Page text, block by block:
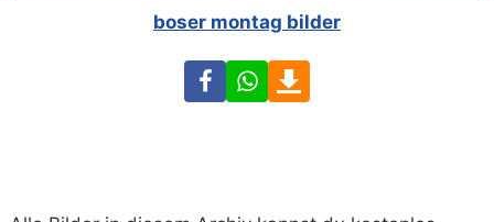
boser montag bilder
FacebookWhatsApp